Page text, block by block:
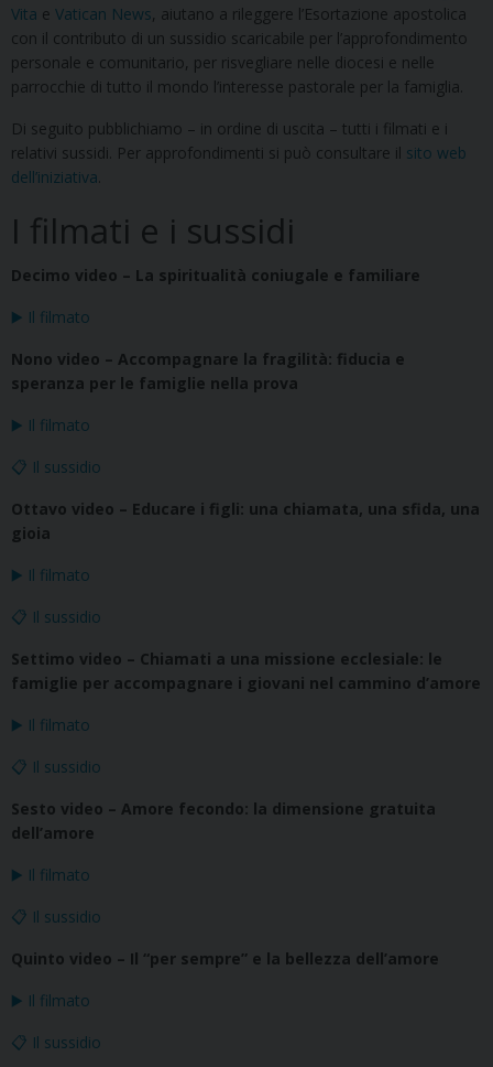
Vita e Vatican News , aiutano a rileggere l’Esortazione apostolica
con il contributo di un sussidio scaricabile per l’approfondimento
personale e comunitario, per risvegliare nelle diocesi e nelle
parrocchie di tutto il mondo l’interesse pastorale per la famiglia.
Di seguito pubblichiamo – in ordine di uscita – tutti i filmati e i
relativi sussidi. Per approfondimenti si può consultare il sito web
dell’iniziativa
I filmati e i sussidi
Decimo video – La spiritualità coniugale e familiare
▶️ Il filmato
Nono video – Accompagnare la fragilità: fiducia e
speranza per le famiglie nella prova
▶️ Il filmato
📋 Il sussidio
Ottavo video – Educare i figli: una chiamata, una sfida, una
gioia
▶️ Il filmato
📋 Il sussidio
Settimo video – Chiamati a una missione ecclesiale: le
famiglie per accompagnare i giovani nel cammino d’amore
▶️ Il filmato
📋 Il sussidio
Sesto video – Amore fecondo: la dimensione gratuita
dell’amore
▶️ Il filmato
📋 Il sussidio
Quinto video – Il “per sempre” e la bellezza dell’amore
▶️ Il filmato
📋 Il sussidio